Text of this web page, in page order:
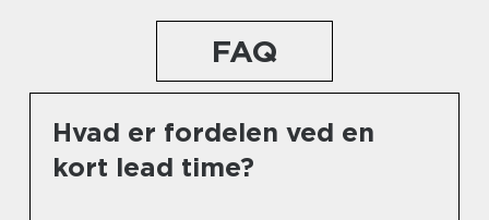
FAQ
Hvad er fordelen ved en
kort lead time?